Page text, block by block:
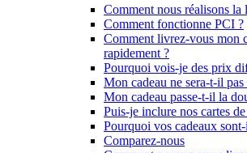
Comment nous réalisons la
Comment fonctionne PCI ?
Comment livrez-vous mon
rapidement ?
Pourquoi vois-je des prix
Mon cadeau ne sera-t-il pas
Mon cadeau passe-t-il la
Puis-je inclure nos cartes
Pourquoi vos cadeaux
Comparez-nous